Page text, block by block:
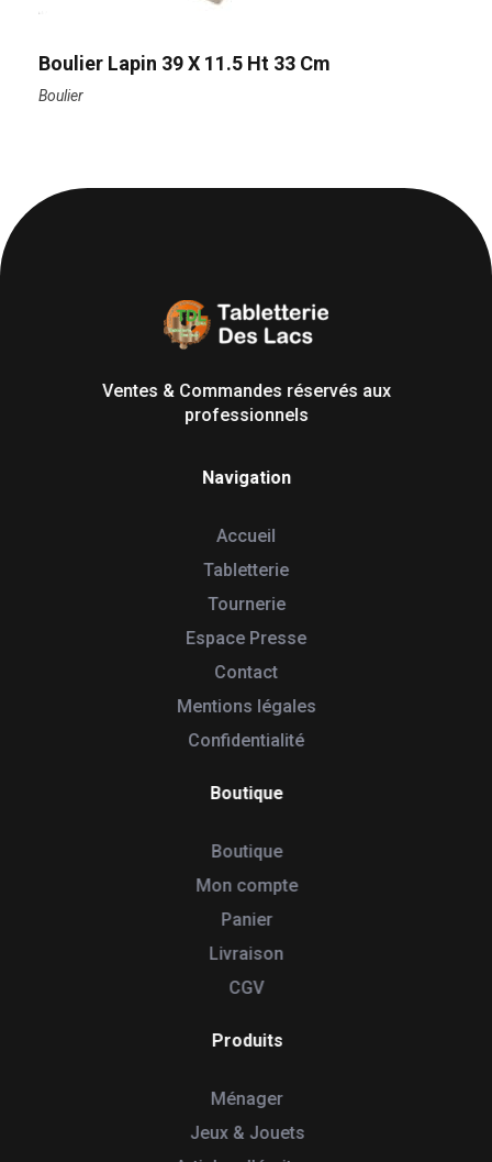
Boulier Lapin 39 X 11.5 Ht 33 Cm
Boulier
Ventes & Commandes réservés aux
professionnels
Navigation
Accueil
Tabletterie
Tournerie
Espace Presse
Contact
Mentions légales
Confidentialité
Boutique
Boutique
Mon compte
Panier
Livraison
CGV
Produits
Ménager
Jeux & Jouets